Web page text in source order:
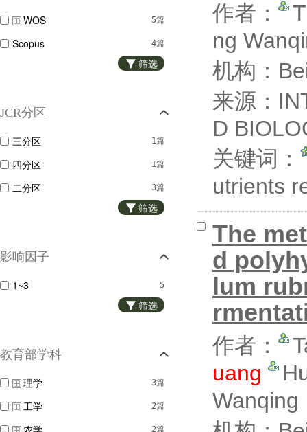
5篇
WOS
4篇
Scopus
筛选
JCR分区
1篇
三分区
1篇
四分区
3篇
二分区
筛选
影响因子
5
1~3
筛选
教育部学科
3篇
理学
2篇
工学
2篇
农学
作者：
ng
机构：
来源：
D
关键词：
utrients
The
d
lum
作者：
uang
Wanqing